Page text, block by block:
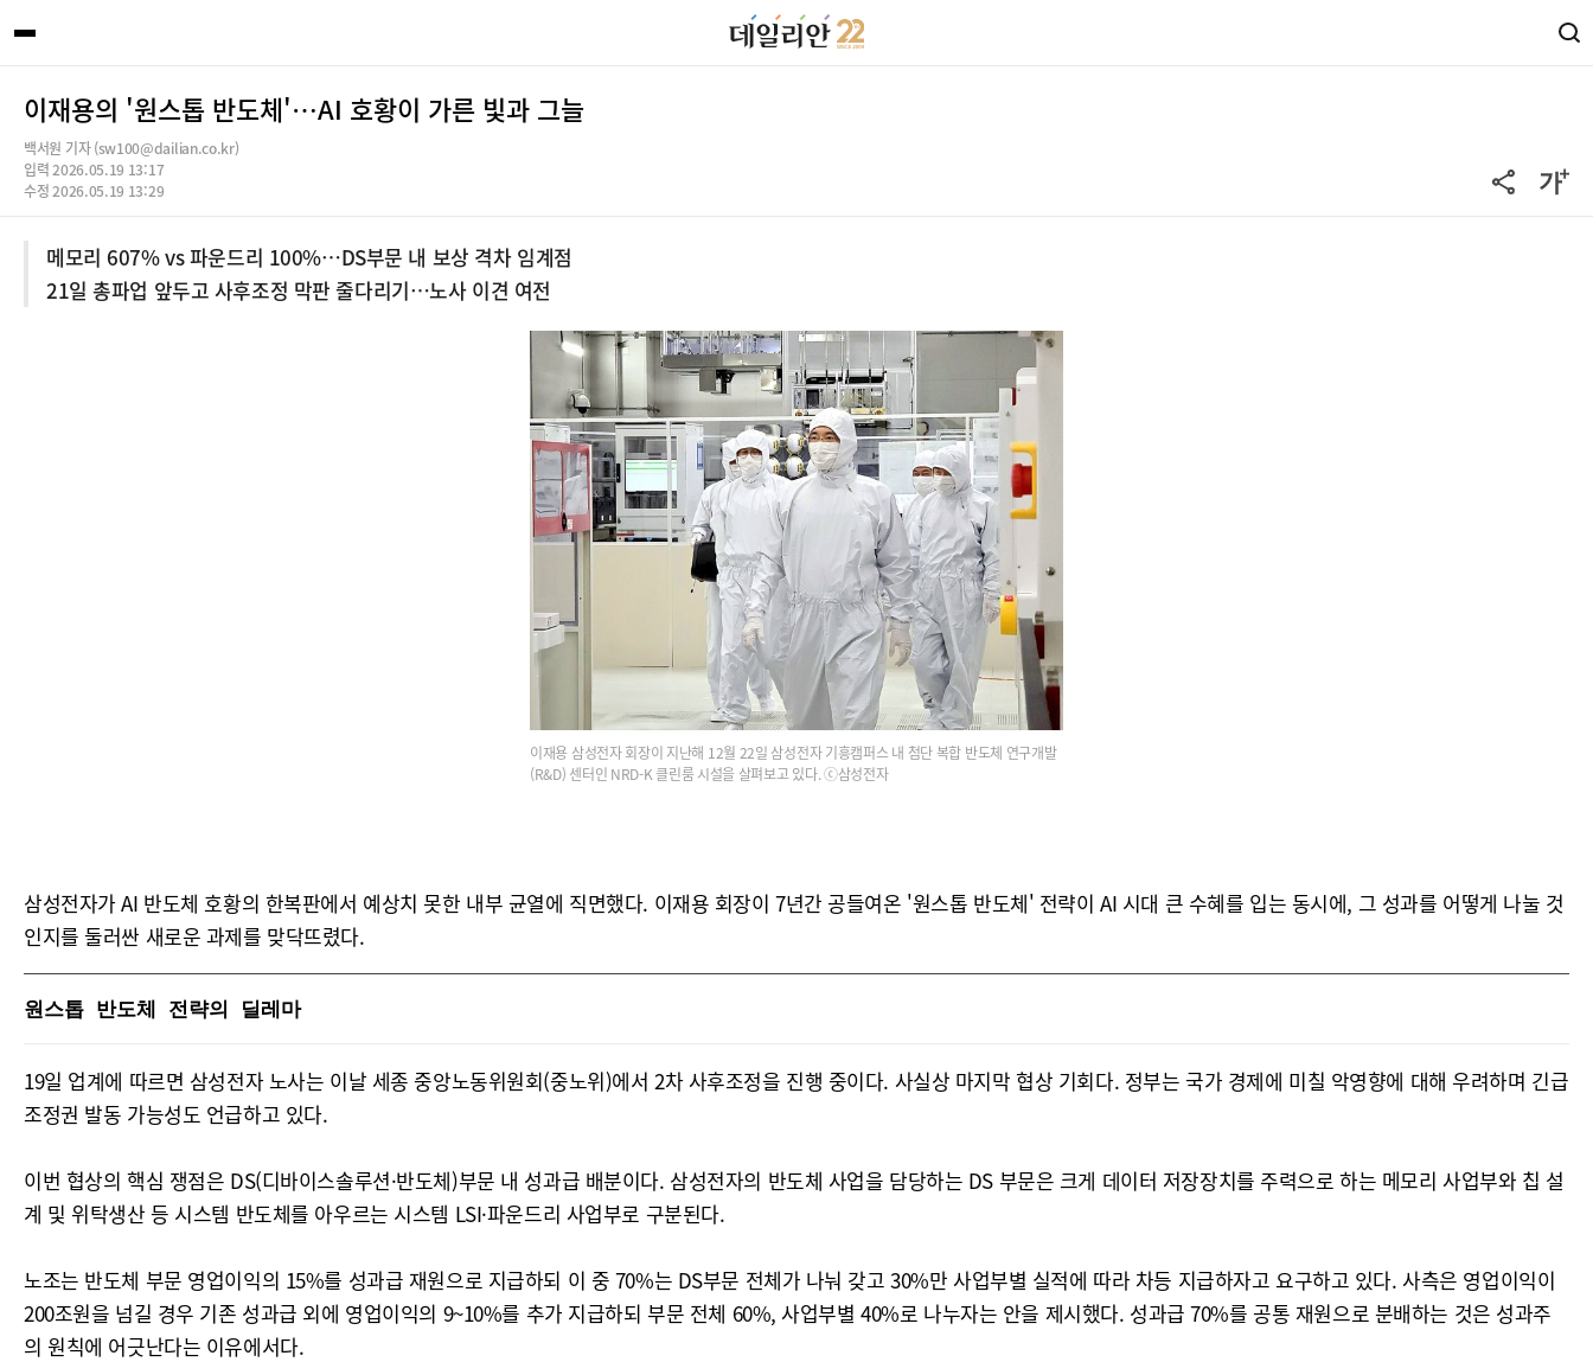
이재용의 '원스톱 반도체'…AI 호황이 가른 빛과 그늘
백서원 기자 (sw100@dailian.co.kr)
입력 2026.05.19 13:17
수정 2026.05.19 13:29
메모리 607% vs 파운드리 100%…DS부문 내 보상 격차 임계점
21일 총파업 앞두고 사후조정 막판 줄다리기…노사 이견 여전
이재용 삼성전자 회장이 지난해 12월 22일 삼성전자 기흥캠퍼스 내 첨단 복합 반도체 연구개발
(R&D) 센터인 NRD-K 클린룸 시설을 살펴보고 있다. ⓒ삼성전자
삼성전자가 AI 반도체 호황의 한복판에서 예상치 못한 내부 균열에 직면했다. 이재용 회장이 7년간 공들여온 '원스톱 반도체' 전략이 AI 시대 큰 수혜를 입는 동시에, 그 성과를 어떻게 나눌 것
인지를 둘러싼 새로운 과제를 맞닥뜨렸다.
원스톱 반도체 전략의 딜레마
19일 업계에 따르면 삼성전자 노사는 이날 세종 중앙노동위원회(중노위)에서 2차 사후조정을 진행 중이다. 사실상 마지막 협상 기회다. 정부는 국가 경제에 미칠 악영향에 대해 우려하며 긴급
조정권 발동 가능성도 언급하고 있다.
이번 협상의 핵심 쟁점은 DS(디바이스솔루션·반도체)부문 내 성과급 배분이다. 삼성전자의 반도체 사업을 담당하는 DS 부문은 크게 데이터 저장장치를 주력으로 하는 메모리 사업부와 칩 설
계 및 위탁생산 등 시스템 반도체를 아우르는 시스템 LSI·파운드리 사업부로 구분된다.
노조는 반도체 부문 영업이익의 15%를 성과급 재원으로 지급하되 이 중 70%는 DS부문 전체가 나눠 갖고 30%만 사업부별 실적에 따라 차등 지급하자고 요구하고 있다. 사측은 영업이익이
200조원을 넘길 경우 기존 성과급 외에 영업이익의 9~10%를 추가 지급하되 부문 전체 60%, 사업부별 40%로 나누자는 안을 제시했다. 성과급 70%를 공통 재원으로 분배하는 것은 성과주
의 원칙에 어긋난다는 이유에서다.